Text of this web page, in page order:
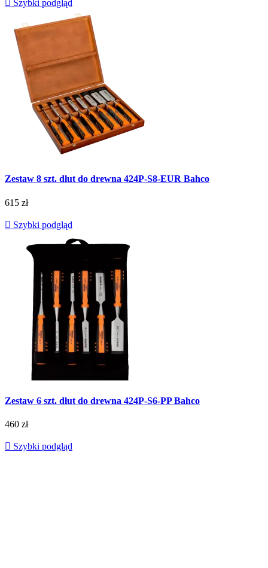
Szybki podgląd
Zestaw 8 szt. dłut do drewna 424P-S8-EUR Bahco
615 zł
 Szybki podgląd
Zestaw 6 szt. dłut do drewna 424P-S6-PP Bahco
460 zł
 Szybki podgląd